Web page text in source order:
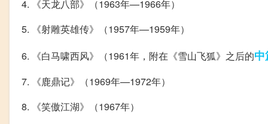
4. 《天龙八部》（1963年—1966年）
5. 《射雕英雄传》（1957年—1959年）
6. 《白马啸西风》（1961年，附在《雪山飞狐》之后的
7. 《鹿鼎记》（1969年—1972年）
8. 《笑傲江湖》（1967年）